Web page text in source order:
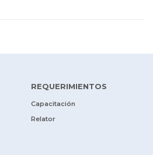
REQUERIMIENTOS
Capacitación
Relator